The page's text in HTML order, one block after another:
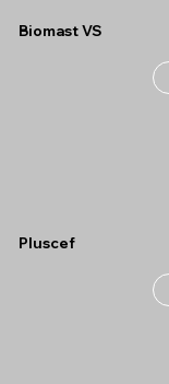
Biomast VS
Pluscef